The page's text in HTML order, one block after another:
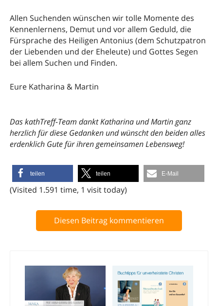
Allen Suchenden wünschen wir tolle Momente des
Kennenlernens, Demut und vor allem Geduld, die
Fürsprache des Heiligen Antonius (dem Schutzpatron
der Liebenden und der Eheleute) und Gottes Segen
bei allem Suchen und Finden.
Eure Katharina & Martin
Das kathTreff-Team dankt Katharina und Martin ganz
herzlich für diese Gedanken und wünscht den beiden alles
erdenklich Gute für ihren gemeinsamen Lebensweg!
teilen teilen E-Mail
(Visited 1.591 time, 1 visit today)
Diesen Beitrag kommentieren